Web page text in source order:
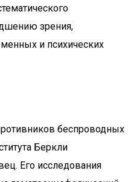
зрения,
и психических
беспроводных
Беркли
Его исследования